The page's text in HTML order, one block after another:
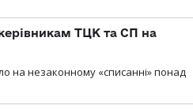
ТЦК та СП на
на незаконному «списанні» понад